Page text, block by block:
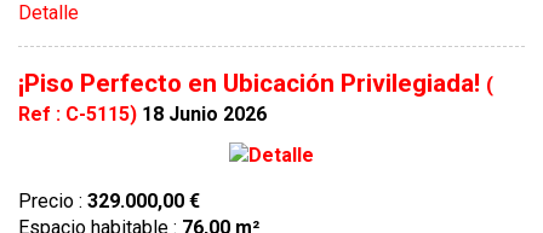
Detalle
¡Piso Perfecto en Ubicación Privilegiada! (
Ref : C-5115) 18 Junio 2026
Precio : 329.000,00 €
Espacio habitable : 76,00 m²